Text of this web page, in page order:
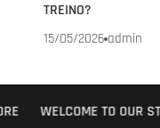
TREINO?
15/05/2026 admin
WELCOME TO OUR